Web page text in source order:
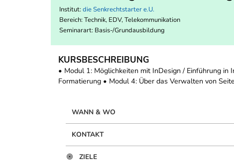
Institut: die Senkrechtstarter e.U.
Bereich: Technik, EDV, Telekommunikation
Seminarart: Basis-/Grundausbildung
KURSBESCHREIBUNG
• Modul 1: Möglichkeiten mit InDesign / Einführung
Formatierung • Modul 4: Über das Verwalten von
WANN & WO
KONTAKT
ZIELE